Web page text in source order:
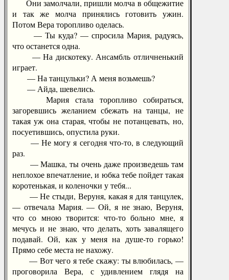
Они замолчали, пришли молча в общежитие
и так же молча принялись готовить ужин.
Потом Вера торопливо оделась.
— Ты куда? — спросила Мария, радуясь,
что останется одна.
— На дискотеку. Ансамбль отличненький
играет.
— На танцульки? А меня возьмешь?
— Айда, шевелись.
Мария стала торопливо собираться,
загоревшись желанием сбежать на танцы, не
такая уж она старая, чтобы не потанцевать, но,
посуетившись, опустила руки.
— Не могу я сегодня что-то, в следующий
раз.
— Машка, ты очень даже произведешь там
неплохое впечатление, и юбка тебе пойдет такая
коротенькая, и коленочки у тебя...
— Не стыди, Веруня, какая я для танцулек,
— отвечала Мария. — Ой, я не знаю, Веруня,
что со мною творится: что-то больно мне, я
мечусь и не знаю, что делать, хоть завалящего
подавай. Ой, как у меня на душе-то горько!
Прямо себе места не нахожу.
— Вот чего я тебе скажу: ты влюбилась, —
проговорила Вера, с удивлением глядя на